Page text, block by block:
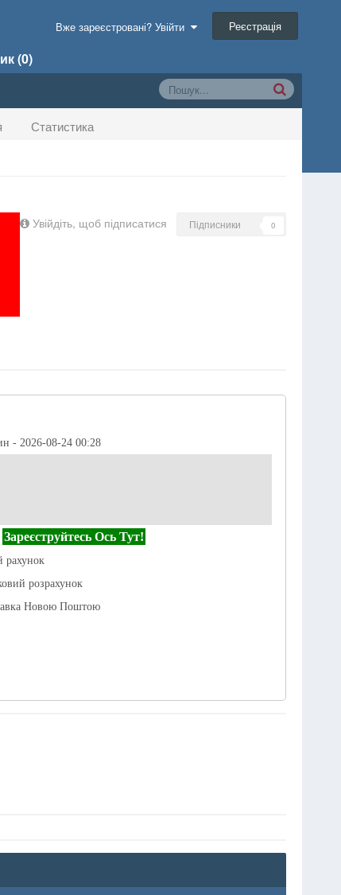
(0)
Вже зареєстровані? Увійти Реєстрація
Статистика
Увійдіть, щоб підписатися Підписники 0
- 2026-08-24 00:28
Зареєструйтесь Ось Тут!
рахунок
розрахунок
Новою Поштою